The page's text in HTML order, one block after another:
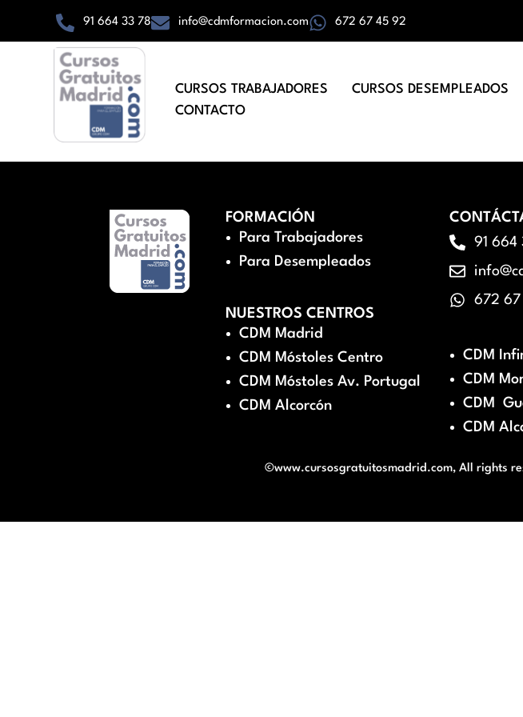
91 664 33 78 info@cdmformacion.com 672 67 45 92
CURSOS TRABAJADORES CURSOS DESEMPLEADOS
CONTACTO
FORMACIÓN
Para Trabajadores
Para Desempleados
NUESTROS CENTROS
CDM Madrid
CDM Móstoles Centro
CDM Móstoles Av. Portugal
CDM Alcorcón
91 664
672
CDM
CDM
CDM
CDM
©www.cursosgratuitosmadrid.com, All rights